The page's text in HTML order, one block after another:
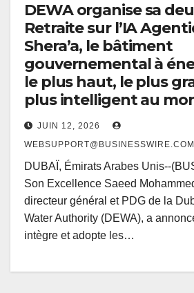
DEWA organise sa
Retraite sur l’IA
Shera’a, le bâtiment
gouvernemental à
le plus haut, le plus
plus intelligent au
JUIN 12, 2026
WEBSUPPORT@BUSINESSWIRE.COM
DUBAÏ, Émirats Arabes Unis--
Son Excellence Saeed
directeur général et PDG de la
Water Authority (DEWA), a
intègre et adopte les…